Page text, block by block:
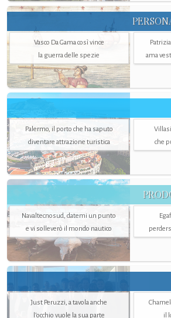
Vasco Da Gama così vince
la guerra delle spezie
ama
Palermo, il porto che ha saputo
diventare attrazione turistica
che
Navaltecnosud, datemi un punto
e vi solleverò il mondo nautico
Just Peruzzi, a tavola anche
l’occhio vuole la sua parte
il